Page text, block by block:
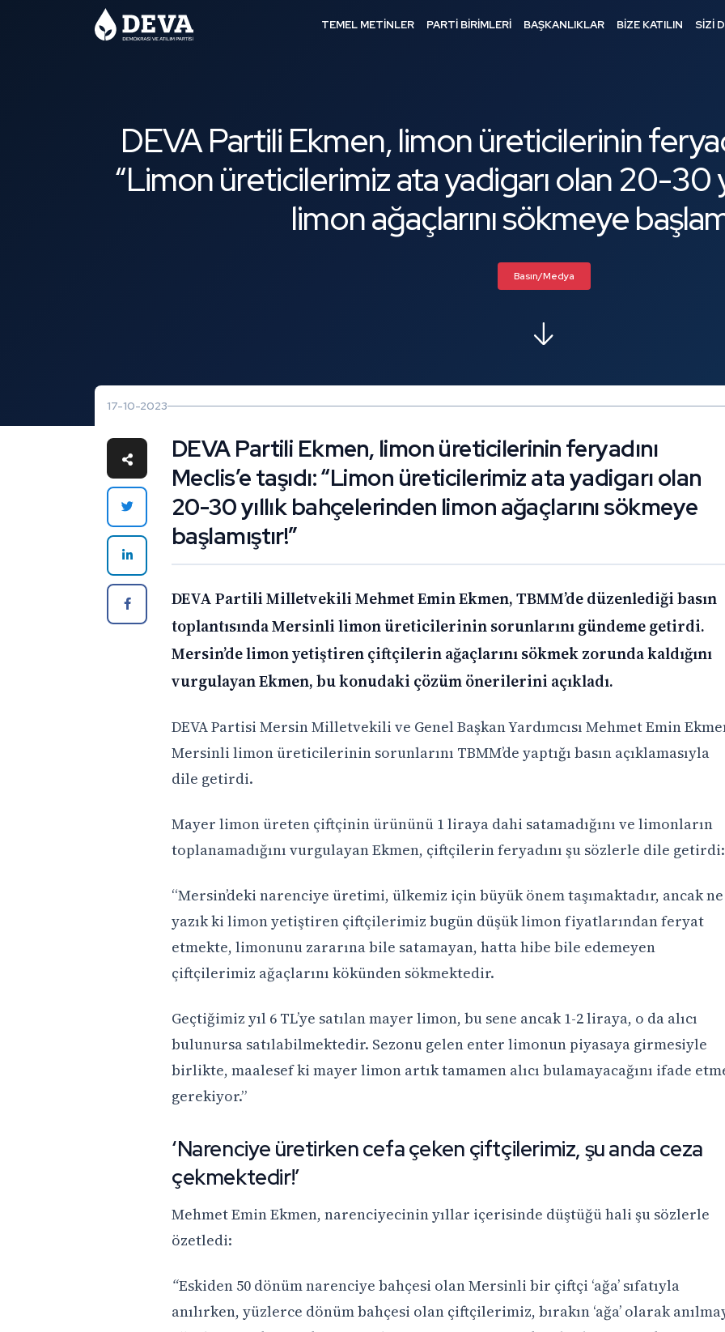
TEMEL METİNLER PARTİ BİRİMLERİ BAŞKANLIKLAR BİZE KATILIN SİZİ
DEVA Partili Ekmen, limon üreticilerinin
“Limon üreticilerimiz ata yadigarı olan 20-30
limon ağaçlarını sökmeye
Basın/Medya
17-10-2023
DEVA Partili Ekmen, limon üreticilerinin feryadını
Meclis’e taşıdı: “Limon üreticilerimiz ata yadigarı olan
20-30 yıllık bahçelerinden limon ağaçlarını sökmeye
başlamıştır!”
DEVA Partili Milletvekili Mehmet Emin Ekmen, TBMM’de düzenlediği basın
toplantısındaMersinli limon üreticilerinin sorunlarını gündeme getirdi.
Mersin’de limon yetiştiren çiftçilerin ağaçlarını sökmek zorunda kaldığını
vurgulayan Ekmen, bu konudaki çözüm önerilerini açıkladı.
DEVA Partisi Mersin Milletvekili ve Genel Başkan Yardımcısı Mehmet Emin
Mersinli limon üreticilerinin sorunlarını TBMM’de yaptığı basın açıklamasıyla
dile getirdi.
Mayer limon üreten çiftçinin ürününü 1 liraya dahi satamadığını ve limonların
toplanamadığını vurgulayan Ekmen, çiftçilerin feryadını şu sözlerle dile getirdi:
“Mersin’deki narenciye üretimi, ülkemiz için büyük önem taşımaktadır, ancak ne
yazık ki limon yetiştiren çiftçilerimiz bugün düşük limon fiyatlarından feryat
etmekte, limonunu zararına bile satamayan, hatta hibe bile edemeyen
çiftçilerimiz ağaçlarını kökünden sökmektedir.
Geçtiğimiz yıl 6 TL’ye satılan mayer limon, bu sene ancak 1-2 liraya, o da alıcı
bulunursa satılabilmektedir. Sezonu gelen enter limonun piyasaya girmesiyle
birlikte, maalesef ki mayer limon artık tamamen alıcı bulamayacağını ifade
gerekiyor.”
‘Narenciye üretirken cefa çeken çiftçilerimiz, şu anda ceza
çekmektedir!’
Mehmet Emin Ekmen, narenciyecinin yıllar içerisinde düştüğü hali şu sözlerle
özetledi:
“Eskiden 50 dönüm narenciye bahçesi olan Mersinli bir çiftçi ‘ağa’ sıfatıyla
anılırken, yüzlerce dönüm bahçesi olan çiftçilerimiz, bırakın ‘ağa’ olarak